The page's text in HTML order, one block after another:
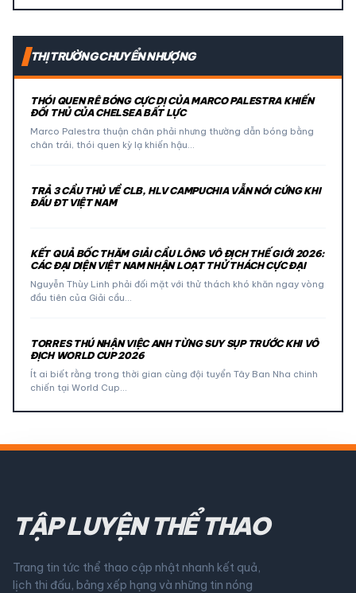
THỊ TRƯỜNG CHUYỂN NHƯỢNG
THÓI QUEN RÊ BÓNG CỰC DỊ CỦA MARCO PALESTRA KHIẾN
ĐỐI THỦ CỦA CHELSEA BẤT LỰC
Marco Palestra thuận chân phải nhưng thường dẫn bóng bằng
chân trái, thói quen kỳ lạ khiến hậu…
TRẢ 3 CẦU THỦ VỀ CLB, HLV CAMPUCHIA VẪN NÓI CỨNG KHI
ĐẤU ĐT VIỆT NAM
KẾT QUẢ BỐC THĂM GIẢI CẦU LÔNG VÔ ĐỊCH THẾ GIỚI 2026:
CÁC ĐẠI DIỆN VIỆT NAM NHẬN LOẠT THỬ THÁCH CỰC ĐẠI
Nguyễn Thùy Linh phải đối mặt với thử thách khó khăn ngay vòng
đầu tiên của Giải cầu…
TORRES THÚ NHẬN VIỆC ANH TỪNG SUY SỤP TRƯỚC KHI VÔ
ĐỊCH WORLD CUP 2026
Ít ai biết rằng trong thời gian cùng đội tuyển Tây Ban Nha chinh
chiến tại World Cup…
TẬP LUYỆN THỂ THAO
Trang tin tức thể thao cập nhật nhanh kết quả,
lịch thi đấu, bảng xếp hạng và những tin nóng